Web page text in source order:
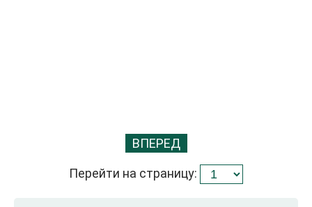
ВПЕРЕД
Перейти на страницу: